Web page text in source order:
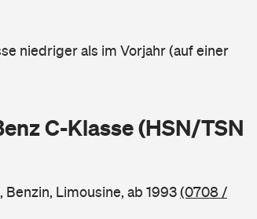
niedriger als im Vorjahr (auf einer
C-Klasse (HSN/TSN
Limousine, ab 1993(0708 /